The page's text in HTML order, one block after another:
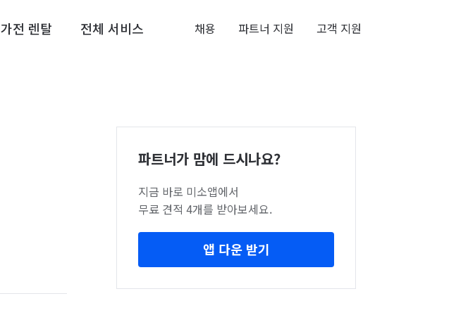
가전 렌탈 전체 서비스 채용 파트너 지원 고객 지원
파트너가 맘에 드시나요?
지금 바로 미소앱에서
무료 견적 4개를 받아보세요.
앱 다운 받기